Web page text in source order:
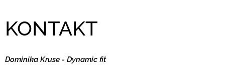
KONTAKT
Dominika Kruse - Dynamic fit